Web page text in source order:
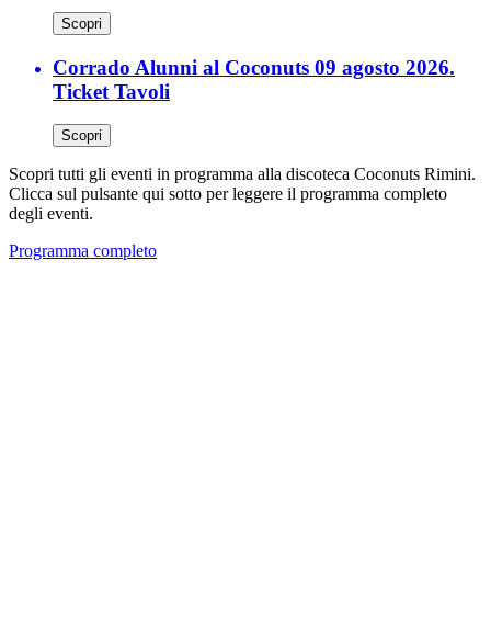
Scopri
Corrado Alunni al Coconuts 09 agosto 2026.
Ticket Tavoli
Scopri
Scopri tutti gli eventi in programma alla discoteca Coconuts Rimini.
Clicca sul pulsante qui sotto per leggere il programma completo
degli eventi.
Programma completo